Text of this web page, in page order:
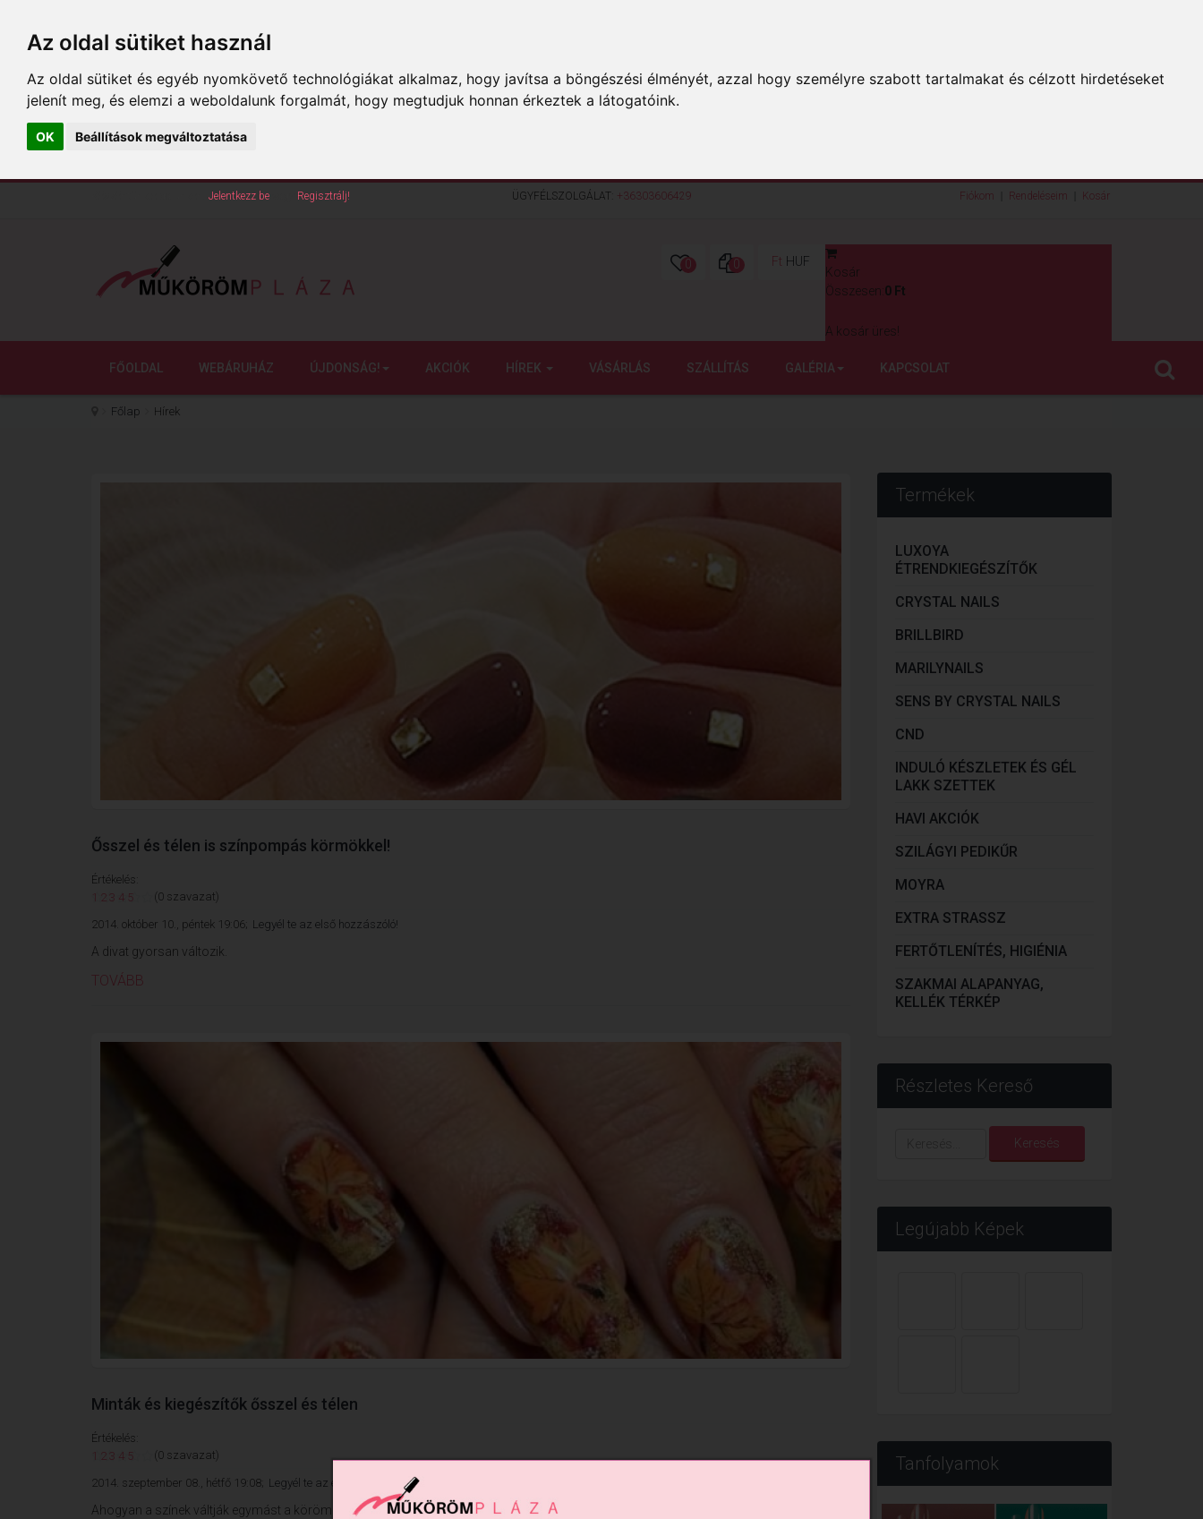
Az oldal sütiket használ
Az oldal sütiket és egyéb nyomkövető technológiákat alkalmaz, hogy javítsa a böngészési élményét, azzal hogy személyre szabott tartalmakat és célzott hirdetéseket
jelenít meg, és elemzi a weboldalunk forgalmát, hogy megtudjuk honnan érkeztek a látogatóink.
OK Beállítások megváltoztatása
Jelentkezz be Regisztrálj! ÜGYFÉLSZOLGÁLAT: +36303606429 Fiókom Rendeléseim Kosár
0 0 Ft HUF
Kosár
Összesen: 0 Ft
A kosár üres!
FŐOLDAL WEBÁRUHÁZ ÚJDONSÁG! AKCIÓK HÍREK VÁSÁRLÁS SZÁLLÍTÁS GALÉRIA KAPCSOLAT
Főlap Hírek
Ősszel és télen is színpompás körmökkel!
Értékelés:
1 2 3 4 5 (0 szavazat)
2014. október 10., péntek 19:06; Legyél te az első hozzászóló!
A divat gyorsan változik.
TOVÁBB
Minták és kiegészítők ősszel és télen
Értékelés:
1 2 3 4 5 (0 szavazat)
2014. szeptember 08., hétfő 19:08; Legyél te az első hozzászóló!
Ahogyan a színek váltják egymást a köröm divatban, úgy új trendek jelentkeznek a különböző díszítőelemek tekintetében is.
Termékek
LUXOYA
ÉTRENDKIEGÉSZÍTŐK
CRYSTAL NAILS
BRILLBIRD
MARILYNAILS
SENS BY CRYSTAL NAILS
CND
INDULÓ KÉSZLETEK ÉS GÉL
LAKK SZETTEK
HAVI AKCIÓK
SZILÁGYI PEDIKŰR
MOYRA
EXTRA STRASSZ
FERTŐTLENÍTÉS, HIGIÉNIA
SZAKMAI ALAPANYAG,
KELLÉK TÉRKÉP
Részletes Kereső
Keresés
Legújabb Képek
Tanfolyamok